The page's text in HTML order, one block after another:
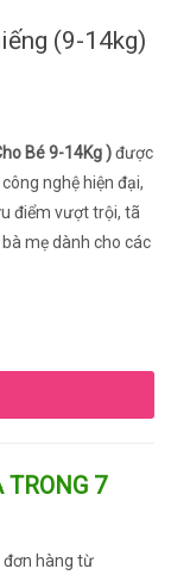
(9-14kg)
Bé 9-14Kg )được
nghệ hiện đại,
điểm vượt trội, tã
mẹ dành cho các
TRONG 7
đơn hàng từ